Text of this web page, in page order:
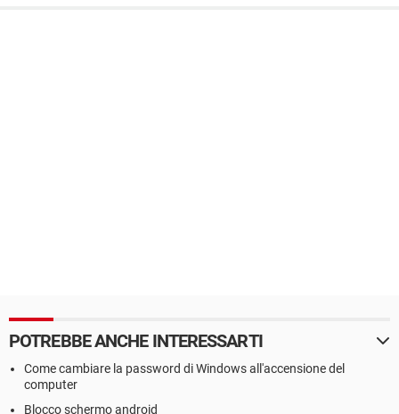
POTREBBE ANCHE INTERESSARTI
Come cambiare la password di Windows all'accensione del
computer
Blocco schermo android